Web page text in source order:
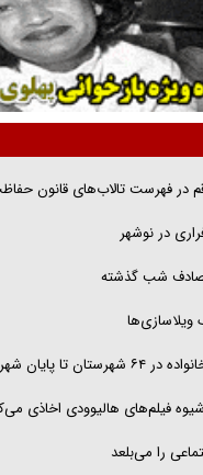
از آن است که در بیان بگنجد!
در فهرست تالاب‌های قانون
در نوشهر
ویلاسازی‌ها
تا پایان شهریور
شیوه فیلم‌های هالیوودی اخاذی
را می‌بلعد